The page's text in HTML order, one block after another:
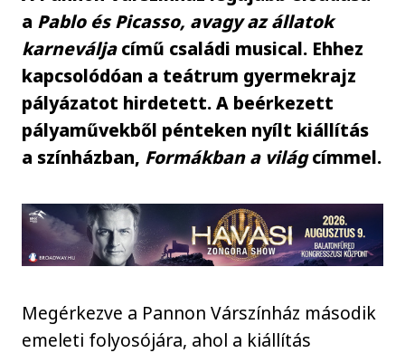
a Pablo és Picasso, avagy az állatok
karneváljacímű családi musical. Ehhez
kapcsolódóan a teátrum gyermekrajz
pályázatot hirdetett. A beérkezett
pályaművekből pénteken nyílt kiállítás
a színházban, Formákban a világcímmel.
Megérkezve a Pannon Várszínház második
emeleti folyosójára, ahol a kiállítás